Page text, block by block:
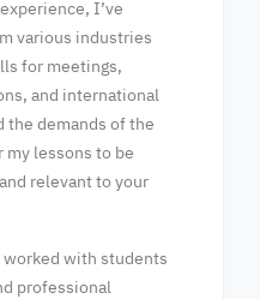
I’ve
various industries
for meetings,
and international
the demands of the
lessons to be
relevant to your
worked with students
professional